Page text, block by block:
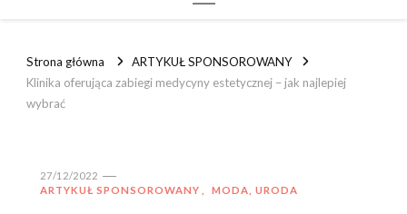
Strona główna
ARTYKUŁ SPONSOROWANY
Klinika oferująca zabiegi medycyny estetycznej – jak najlepiej
wybrać
27/12/2022
ARTYKUŁ SPONSOROWANY
MODA, URODA